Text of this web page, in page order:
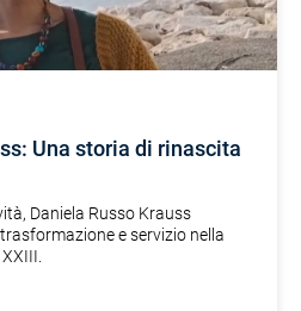
Una storia di rinascita
Daniela Russo Krauss
e servizio nella